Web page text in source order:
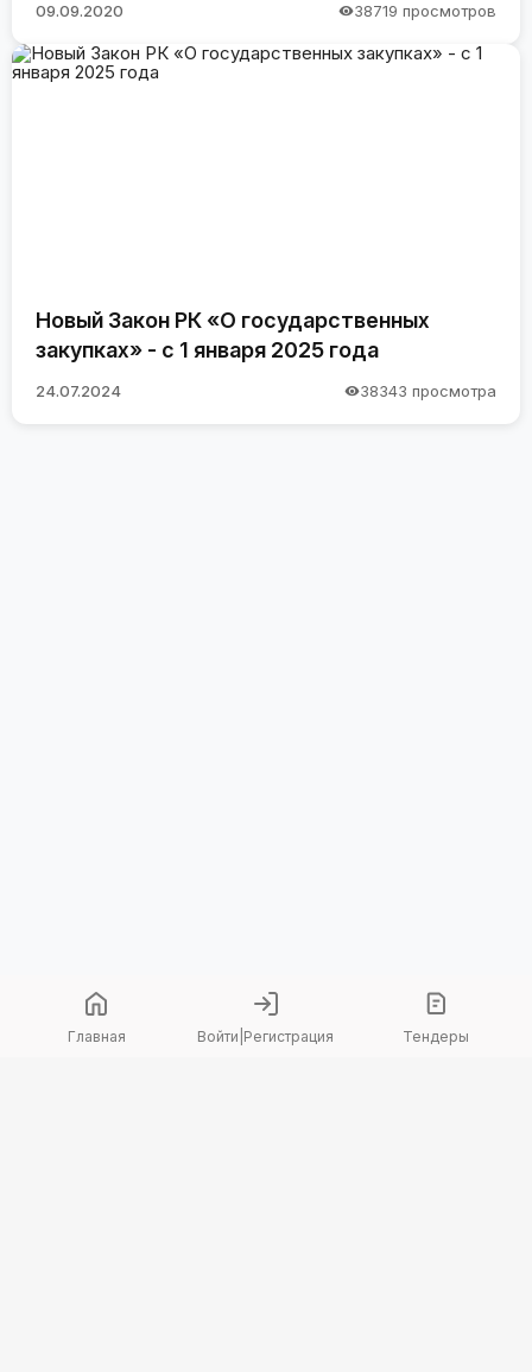
Главная Войти Регистрация Тендеры
09.09.2020 38719 просмотров
Новый Закон РК «О государственных
закупках» - с 1 января 2025 года
24.07.2024 38343 просмотра